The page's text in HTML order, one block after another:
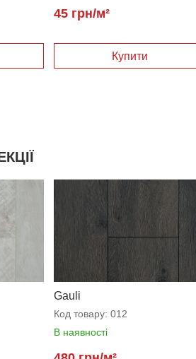
45 грн/м²
Купити
Gauli
Код товару: 012
В наявності